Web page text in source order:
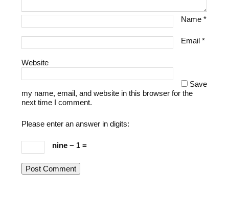
Name*
Email*
Website
Save
my name, email, and website in this browser for the
next time I comment.
Please enter an answer in digits:
nine − 1 =